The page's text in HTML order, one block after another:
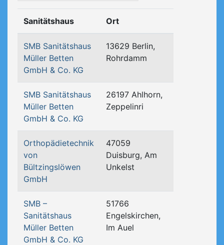
Sanitätshaus Ort
SMB Sanitätshaus
Müller Betten
GmbH & Co. KG
13629 Berlin,
Rohrdamm
SMB Sanitätshaus
Müller Betten
GmbH & Co. KG
26197 Ahlhorn,
Zeppelinri
Orthopädietechnik
von
Bültzingslöwen
GmbH
47059
Duisburg, Am
Unkelst
SMB –
Sanitätshaus
Müller Betten
GmbH & Co. KG
51766
Engelskirchen,
Im Auel